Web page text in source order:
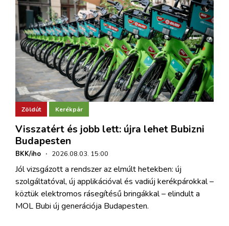
Zöldút Kerékpár
Visszatért és jobb lett: újra lehet Bubizni
Budapesten
BKK/iho · 2026.08.03. 15:00
Jól vizsgázott a rendszer az elmúlt hetekben: új
szolgáltatóval, új applikációval és vadiúj kerékpárokkal –
köztük elektromos rásegítésű bringákkal – elindult a
MOL Bubi új generációja Budapesten.